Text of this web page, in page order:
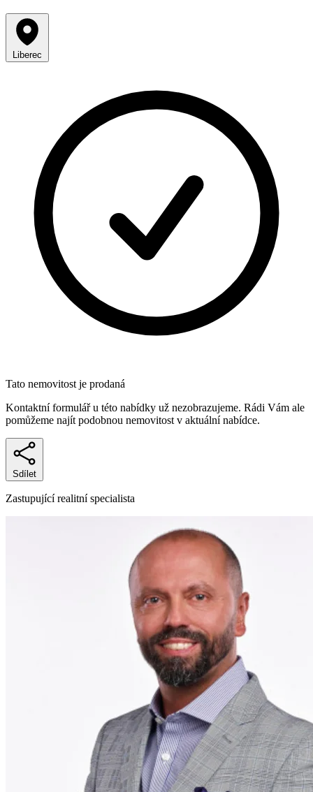
Liberec
Tato nemovitost je prodaná
Kontaktní formulář u této nabídky už nezobrazujeme. Rádi Vám ale
pomůžeme najít podobnou nemovitost v aktuální nabídce.
Sdílet
Zastupující realitní specialista